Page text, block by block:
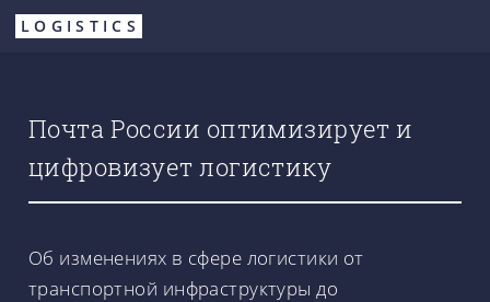
Перейти
LOGISTICS
Почта России оптимизирует и
цифровизует логистику
Об изменениях в сфере логистики от
транспортной инфраструктуры до